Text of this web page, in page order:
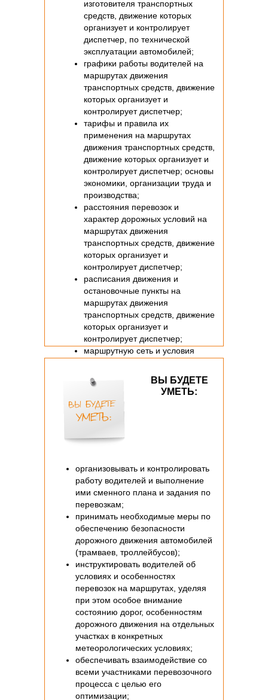
изготовителя транспортных
средств, движение которых
организует и контролирует
диспетчер, по технической
эксплуатации автомобилей;
графики работы водителей на
маршрутах движения
транспортных средств, движение
которых организует и
контролирует диспетчер;
тарифы и правила их
применения на маршрутах
движения транспортных средств,
движение которых организует и
контролирует диспетчер; основы
экономики, организации труда и
производства;
расстояния перевозок и
характер дорожных условий на
маршрутах движения
транспортных средств, движение
которых организует и
контролирует диспетчер;
расписания движения и
остановочные пункты на
маршрутах движения
транспортных средств, движение
которых организует и
контролирует диспетчер;
маршрутную сеть и условия
безопасность перевозки;
правила и инструкции по охране
труда, противопожарной
защиты.
ВЫ БУДЕТЕ
УМЕТЬ:
организовывать и контролировать
работу водителей и выполнение
ими сменного плана и задания по
перевозкам;
принимать необходимые меры по
обеспечению безопасности
дорожного движения автомобилей
(трамваев, троллейбусов);
инструктировать водителей об
условиях и особенностях
перевозок на маршрутах, уделяя
при этом особое внимание
состоянию дорог, особенностям
дорожного движения на отдельных
участках в конкретных
метеорологических условиях;
обеспечивать взаимодействие со
всеми участниками перевозочного
процесса с целью его
оптимизации;